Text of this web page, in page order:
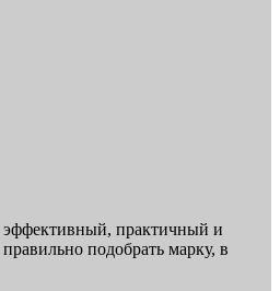
эффективный, практичный и
подобрать марку, в